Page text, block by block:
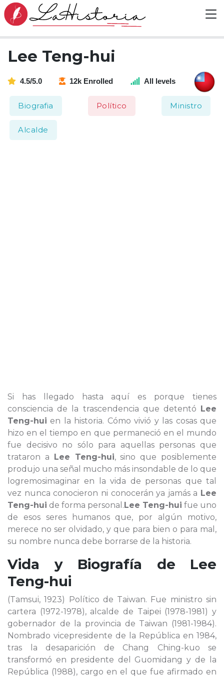
Lee Teng-hui
4.5/5.0 12k Enrolled All levels
Biografia Político Ministro
Alcalde
Si has llegado hasta aquí es porque tienes
consciencia de la trascendencia que detentó Lee
Teng-hui en la historia. Cómo vivió y las cosas que
hizo en el tiempo en que permaneció en el mundo
fue decisivo no sólo para aquellas personas que
trataron a Lee Teng-hui, sino que posiblemente
produjo una señal mucho más insondable de lo que
logremosimaginar en la vida de personas que tal
vez nunca conocieron ni conocerán ya jamás a Lee
Teng-hui de forma personal.Lee Teng-hui fue uno
de esos seres humanos que, por algún motivo,
merece no ser olvidado, y que para bien o para mal,
su nombre nunca debe borrarse de la historia.
Vida y Biografía de Lee
Teng-hui
(Tamsui, 1923) Político de Taiwan. Fue ministro sin
cartera (1972-1978), alcalde de Taipei (1978-1981) y
gobernador de la provincia de Taiwan (1981-1984).
Nombrado vicepresidente de la República en 1984,
tras la desaparición de Chang Ching-kuo se
transformó en presidente del Guomidang y de la
República (1988), cargo en el que fue afirmado en